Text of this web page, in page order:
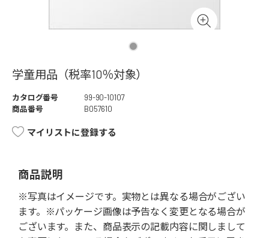
学童用品（税率10％対象）
カタログ番号
99-90-10107
商品番号
B057610
マイリストに登録する
商品説明
※写真はイメージです。実物とは異なる場合がござい
ます。※パッケージ画像は予告なく変更となる場合が
ございます。また、商品表示の記載内容に関しまして